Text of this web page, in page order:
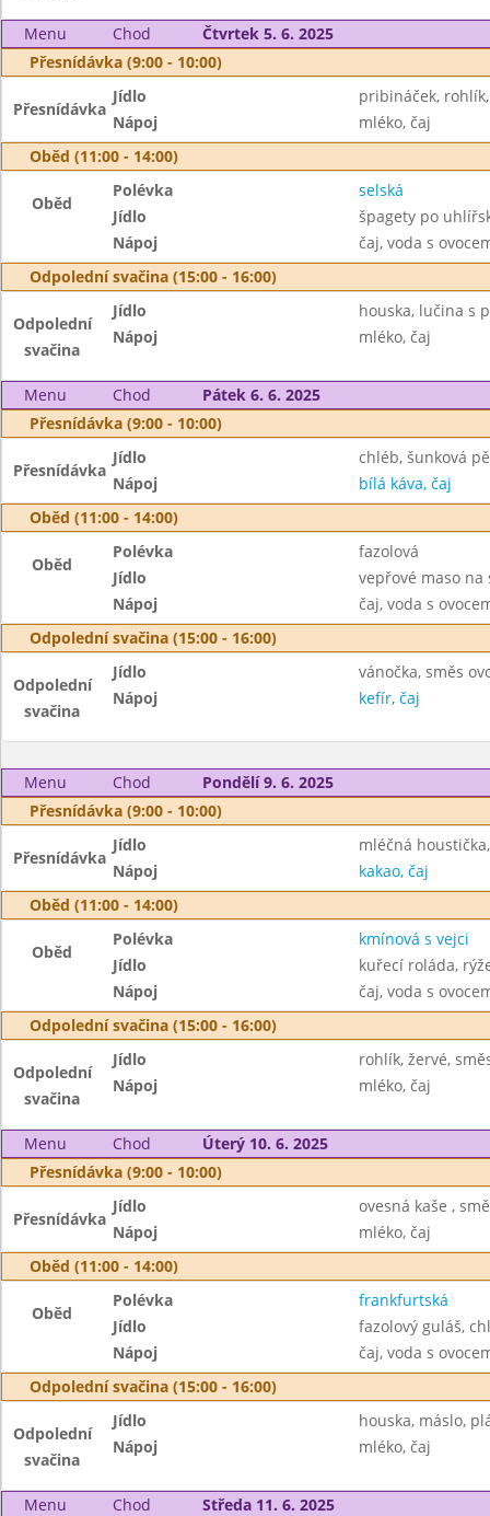
Menu Chod
Čtvrtek 5. 6. 2025
Přesnídávka (9:00 - 10:00)
Přesnídávka
Jídlo
pribináček,
Nápoj
mléko, čaj
Oběd (11:00 - 14:00)
Oběd
Polévka
selská
Jídlo
špagety po
Nápoj
čaj, voda s
Odpolední svačina (15:00 - 16:00)
Odpolední
svačina
Jídlo
houska, lučina s
Nápoj
mléko, čaj
Menu Chod
Pátek 6. 6. 2025
Přesnídávka (9:00 - 10:00)
Přesnídávka
Jídlo
chléb, šunková
Nápoj
bílá káva, čaj
Oběd (11:00 - 14:00)
Oběd
Polévka
fazolová
Jídlo
vepřové maso na
Nápoj
čaj, voda s
Odpolední svačina (15:00 - 16:00)
Odpolední
svačina
Jídlo
vánočka, směs
Nápoj
kefír, čaj
Menu Chod
Pondělí 9. 6. 2025
Přesnídávka (9:00 - 10:00)
Přesnídávka
Jídlo
mléčná
Nápoj
kakao, čaj
Oběd (11:00 - 14:00)
Oběd
Polévka
kmínová s vejci
Jídlo
kuřecí roláda,
Nápoj
čaj, voda s
Odpolední svačina (15:00 - 16:00)
Odpolední
svačina
Jídlo
rohlík, žervé,
Nápoj
mléko, čaj
Menu Chod
Úterý 10. 6. 2025
Přesnídávka (9:00 - 10:00)
Přesnídávka
Jídlo
ovesná kaše ,
Nápoj
mléko, čaj
Oběd (11:00 - 14:00)
Oběd
Polévka
frankfurtská
Jídlo
fazolový guláš,
Nápoj
čaj, voda s
Odpolední svačina (15:00 - 16:00)
Odpolední
svačina
Jídlo
houska, máslo,
Nápoj
mléko, čaj
Menu Chod
Středa 11. 6. 2025